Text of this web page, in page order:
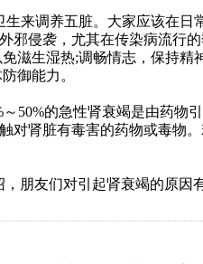
来调养五脏。大家应该在日
邪侵袭，尤其在传染病流行
滋生湿热;调畅情志，保持精
御能力。
的急性肾衰竭是由药物
对肾脏有毒害的药物或毒物
朋友们对引起肾衰竭的原因